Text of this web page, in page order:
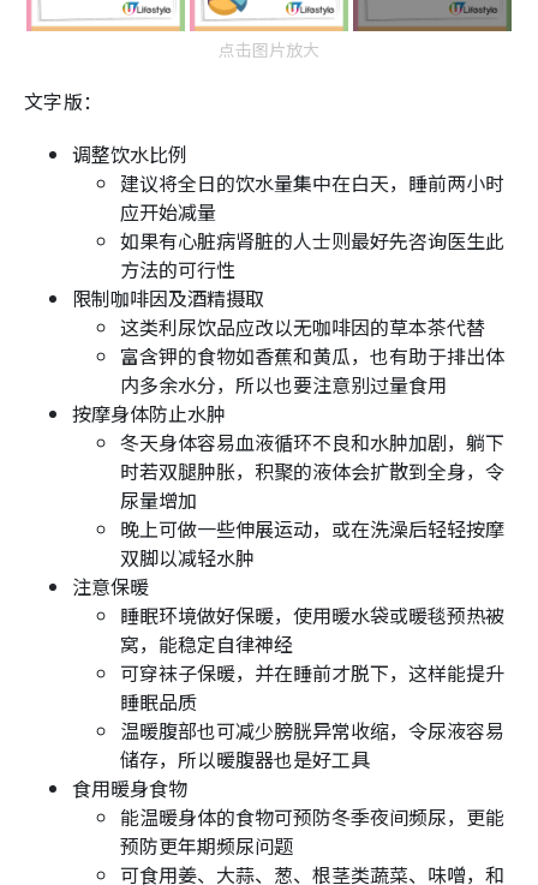
点击图片放大
文字版：
调整饮水比例
建议将全日的饮水量集中在白天，睡前两小时
应开始减量
如果有心脏病肾脏的人士则最好先咨询医生此
方法的可行性
限制咖啡因及酒精摄取
这类利尿饮品应改以无咖啡因的草本茶代替
富含钾的食物如香蕉和黄瓜，也有助于排出体
内多余水分，所以也要注意别过量食用
按摩身体防止水肿
冬天身体容易血液循环不良和水肿加剧，躺下
时若双腿肿胀，积聚的液体会扩散到全身，令
尿量增加
晚上可做一些伸展运动，或在洗澡后轻轻按摩
双脚以减轻水肿
注意保暖
睡眠环境做好保暖，使用暖水袋或暖毯预热被
窝，能稳定自律神经
可穿袜子保暖，并在睡前才脱下，这样能提升
睡眠品质
温暖腹部也可减少膀胱异常收缩，令尿液容易
储存，所以暖腹器也是好工具
食用暖身食物
能温暖身体的食物可预防冬季夜间频尿，更能
预防更年期频尿问题
可食用姜、大蒜、葱、根茎类蔬菜、味噌，和